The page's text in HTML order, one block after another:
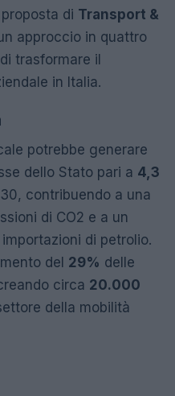
di Transport &
approccio in quattro
trasformare il
in Italia.
potrebbe generare
dello Stato pari a 4,3
contribuendo a una
di CO2 e a un
di petrolio.
del 29% delle
circa 20.000
della mobilità